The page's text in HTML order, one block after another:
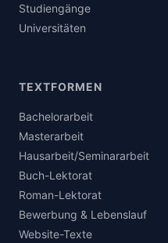
Studiengänge
Universitäten
TEXTFORMEN
Bachelorarbeit
Masterarbeit
Hausarbeit/Seminararbeit
Buch-Lektorat
Roman-Lektorat
Bewerbung & Lebenslauf
Website-Texte